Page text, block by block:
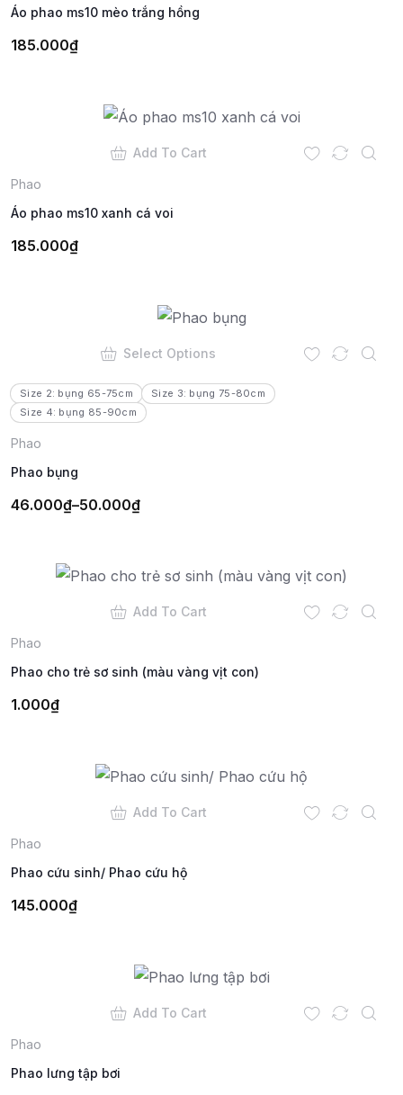
Áo phao ms10 mèo trắng hồng
185.000₫
Add To Cart
Phao
Áo phao ms10 xanh cá voi
185.000₫
Select Options
Size 2: bụng 65-75cm
Size 3: bụng 75-80cm
Size 4: bụng 85-90cm
Phao
Phao bụng
46.000₫–50.000₫
Add To Cart
Phao
Phao cho trẻ sơ sinh (màu vàng vịt con)
1.000₫
Add To Cart
Phao
Phao cứu sinh/ Phao cứu hộ
145.000₫
Add To Cart
Phao
Phao lưng tập bơi